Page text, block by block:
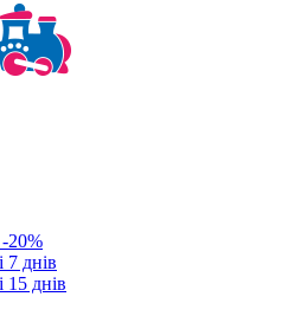
7 днiв
15 днiв